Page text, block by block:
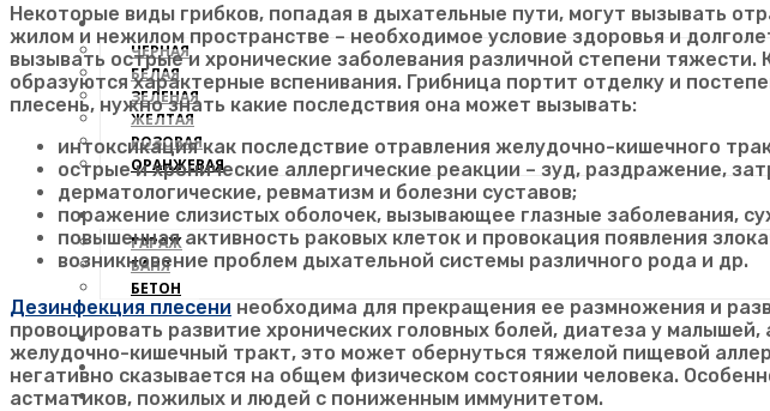
ВИДЫ
ЧЕРНАЯ
БЕЛАЯ
ЗЕЛЕНАЯ
ЖЕЛТАЯ
РОЗОВАЯ
ОРАНЖЕВАЯ
ПОМЕЩЕНИЕ
ГАРАЖ
БАНЯ
БЕТОН
АНАЛИЗ
ЦЕНЫ
КОНТАКТЫ
Некоторые виды грибков, попадая в дыхательные пути, могут вызывать
жилом и нежилом пространстве – необходимое условие здоровья и
вызывать острые и хронические заболевания различной степени
образуются характерные вспенивания. Грибница портит отделку и
плесень, нужно знать какие последствия она может вызывать:
интоксикация как последствие отравления желудочно-кишечного
острые и хронические аллергические реакции – зуд, раздражение,
дерматологические, ревматизм и болезни суставов;
поражение слизистых оболочек, вызывающее глазные заболевания,
повышенная активность раковых клеток и провокация появления
возникновение проблем дыхательной системы различного рода и др.
Дезинфекция плесени необходима для прекращения ее размножения и
провоцировать развитие хронических головных болей, диатеза у
желудочно-кишечный тракт, это может обернуться тяжелой пищевой
негативно сказывается на общем физическом состоянии человека.
астматиков, пожилых и людей с пониженным иммунитетом.